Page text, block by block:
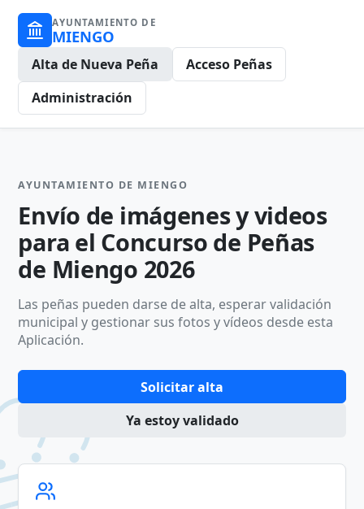
AYUNTAMIENTO DE
MIENGO
Alta de Nueva Peña
Acceso Peñas
Administración
AYUNTAMIENTO DE MIENGO
Envío de imágenes y videos
para el Concurso de Peñas
de Miengo 2026
Las peñas pueden darse de alta, esperar validación
municipal y gestionar sus fotos y vídeos desde esta
Aplicación.
Solicitar alta
Ya estoy validado